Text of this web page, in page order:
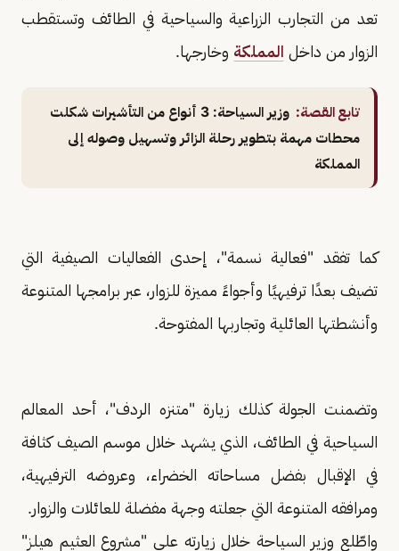
تعد من التجارب الزراعية والسياحية في الطائف وتستقطب
الزوار من داخل المملكة وخارجها.
تابع القصة:
وزير السياحة: 3 أنواع من التأشيرات شكلت
محطات مهمة بتطوير رحلة الزائر وتسهيل وصوله إلى
المملكة
كما تفقد "فعالية نسمة"، إحدى الفعاليات الصيفية التي
تضيف بعدًا ترفيهيًا وأجواءً مميزة للزوار، عبر برامجها المتنوعة
وأنشطتها العائلية وتجاربها المفتوحة.
وتضمنت الجولة كذلك زيارة "متنزه الردف"، أحد المعالم
السياحية في الطائف، الذي يشهد خلال موسم الصيف كثافة
في الإقبال بفضل مساحاته الخضراء، وعروضه الترفيهية،
ومرافقه المتنوعة التي جعلته وجهة مفضلة للعائلات والزوار.
واطّلع وزير السياحة خلال زيارته على "مشروع العثيم هيلز"